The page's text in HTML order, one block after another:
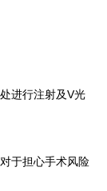
进行注射及V光
于担心手术风险